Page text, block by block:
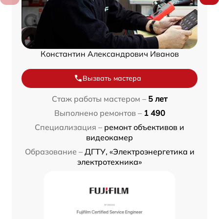
Константин Александрович Иванов
Вызвать мастера
Стаж работы мастером – 5 лет
Выполнено ремонтов – 1 490
Специализация – ремонт объективов и
видеокамер
Образование – ДГТУ, «Электроэнергетика и
электротехника»